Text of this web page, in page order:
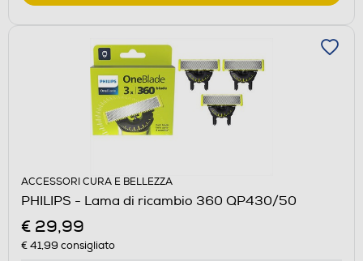
ACCESSORI CURA E BELLEZZA
PHILIPS - Lama di ricambio 360 QP430/50
€ 29,99
€ 41,99 consigliato